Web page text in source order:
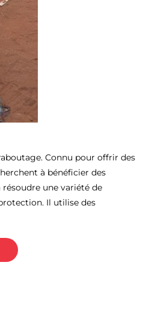
Connu pour offrir des
à bénéficier des
une variété de
Il utilise des